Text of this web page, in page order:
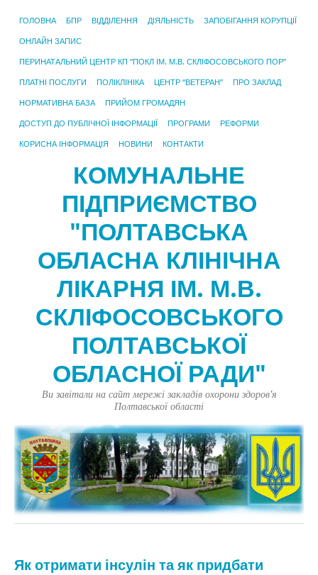
ГОЛОВНА БПР ВІДДІЛЕННЯ ДІЯЛЬНІСТЬ ЗАПОБІГАННЯ КОРУПЦІЇ
ОНЛАЙН ЗАПИС
ПЕРИНАТАЛЬНИЙ ЦЕНТР КП “ПОКЛ ІМ. М.В. СКЛІФОСОВСЬКОГО ПОР”
ПЛАТНІ ПОСЛУГИ ПОЛІКЛІНІКА ЦЕНТР “ВЕТЕРАН” ПРО ЗАКЛАД
НОРМАТИВНА БАЗА ПРИЙОМ ГРОМАДЯН
ДОСТУП ДО ПУБЛІЧНОЇ ІНФОРМАЦІЇ ПРОГРАМИ РЕФОРМИ
КОРИСНА ІНФОРМАЦІЯ НОВИНИ КОНТАКТИ
КОМУНАЛЬНЕ
ПІДПРИЄМСТВО
"ПОЛТАВСЬКА
ОБЛАСНА КЛІНІЧНА
ЛІКАРНЯ ІМ. М.В.
СКЛІФОСОВСЬКОГО
ПОЛТАВСЬКОЇ
ОБЛАСНОЇ РАДИ"
Ви завітали на сайт мережі закладів охорони здоров'я
Полтавської області
Як отримати інсулін та як придбати